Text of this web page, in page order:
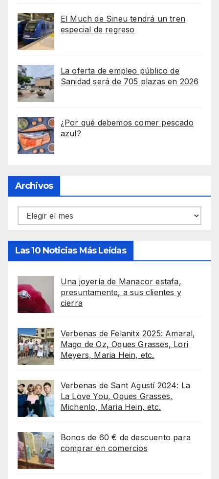
El Much de Sineu tendrá un tren
especial de regreso
La oferta de empleo público de
Sanidad será de 705 plazas en 2026
¿Por qué debemos comer pescado
azul?
Archivos
Archivos
Las 10 Noticias Más Leídas
Una joyería de Manacor estafa,
presuntamente, a sus clientes y
cierra
Verbenas de Felanitx 2025: Amaral,
Mago de Oz, Oques Grasses, Lori
Meyers, Maria Hein, etc.
Verbenas de Sant Agustí 2024: La
La Love You, Oques Grasses,
Michenlo, Maria Hein, etc.
Bonos de 60 € de descuento para
comprar en comercios